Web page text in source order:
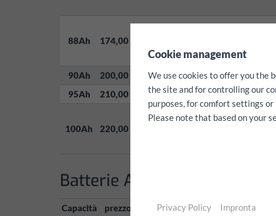
88Ah 174,00 €
90Ah 200,00 €
95Ah
210,00 €
100Ah 220,00 €
Batterie AGM per veicoli con
Capacità prezzo
Cookie management
We use cookies to offer you the
the site and for controlling our
purposes, for comfort settings
Please note that based on your
Privacy Policy Impronta